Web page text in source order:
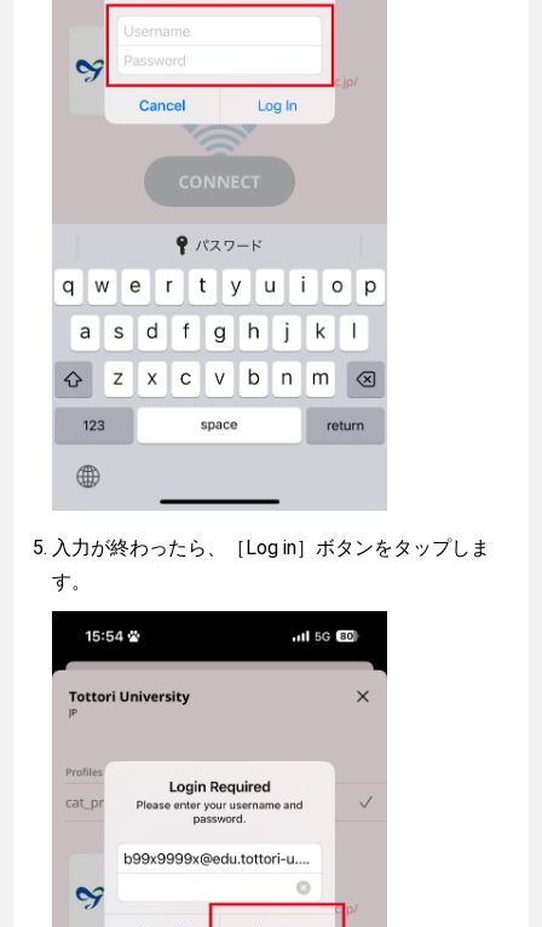
入力が終わったら、［Log in］ボタンをタップしま
す。